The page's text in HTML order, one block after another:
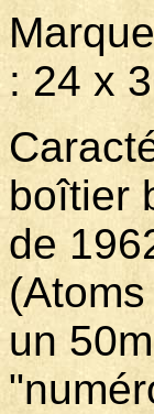
: 24 x
boîtier
de
un